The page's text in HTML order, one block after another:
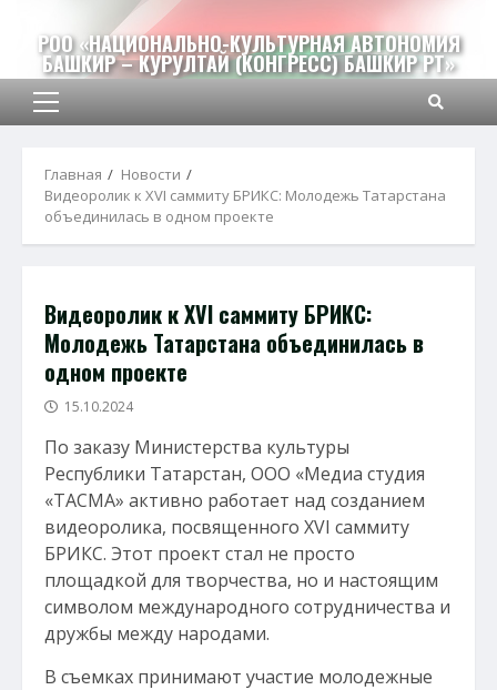
содержимому
РОО «НАЦИОНАЛЬНО-КУЛЬТУРНАЯ АВТОНОМИЯ
БАШКИР – КУРУЛТАЙ (КОНГРЕСС) БАШКИР РТ»
Основное
Главная
Новости
Видеоролик к XVI саммиту БРИКС: Молодежь Татарстана
объединилась в одном проекте
Видеоролик к XVI саммиту БРИКС:
Молодежь Татарстана объединилась в
одном проекте
15.10.2024
По заказу Министерства культуры
Республики Татарстан, ООО «Медиа студия
«ТАСМА» активно работает над созданием
видеоролика, посвященного XVI саммиту
БРИКС. Этот проект стал не просто
площадкой для творчества, но и настоящим
символом международного сотрудничества и
дружбы между народами.
В съемках принимают участие молодежные